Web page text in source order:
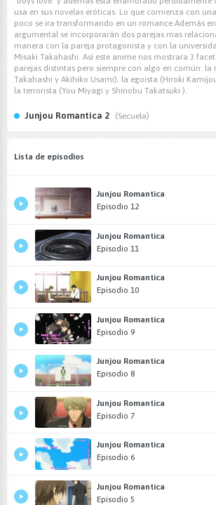
usa en sus novelas eróticas. Lo que comienza con
poco se ira transformando en un romance.Además
argumental se incorporarán dos parejas mas
manera con la pareja protagonista y con la
Misaki Takahashi. Así este anime nos mostrara 3
parejas distintas pero siempre con algo en común: la
Takahashi y Akihiko Usami), la egoista (Hiroki
la terrorista (You Miyagi y Shinobu Takatsuki ).
Junjou Romantica 2 (Secuela)
Lista de episodios
Junjou Romantica
Episodio 12
Junjou Romantica
Episodio 11
Junjou Romantica
Episodio 10
Junjou Romantica
Episodio 9
Junjou Romantica
Episodio 8
Junjou Romantica
Episodio 7
Junjou Romantica
Episodio 6
Junjou Romantica
Episodio 5